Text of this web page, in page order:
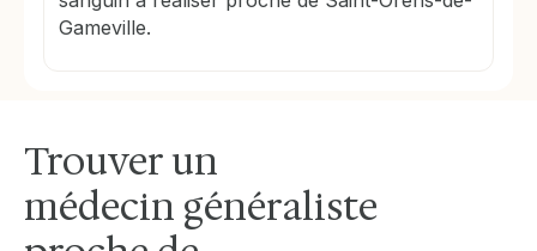
Gameville.
Trouver un
médecin généraliste